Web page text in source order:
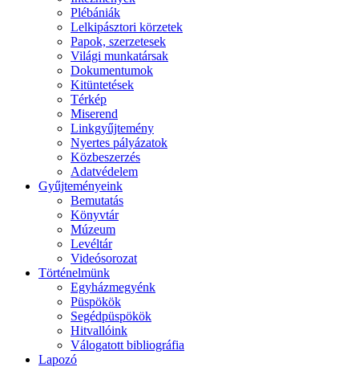
Plébániák
Lelkipásztori körzetek
Papok, szerzetesek
Világi munkatársak
Dokumentumok
Kitüntetések
Térkép
Miserend
Linkgyűjtemény
Nyertes pályázatok
Közbeszerzés
Adatvédelem
Gyűjteményeink
Bemutatás
Könyvtár
Múzeum
Levéltár
Videósorozat
Történelmünk
Egyházmegyénk
Püspökök
Segédpüspökök
Hitvallóink
Válogatott bibliográfia
Lapozó